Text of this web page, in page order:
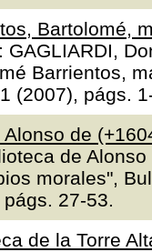
Bartolomé,
GAGLIARDI,
Barrientos,
(2007), págs.
Alonso de
de
morales",
27-53.
de la Torre